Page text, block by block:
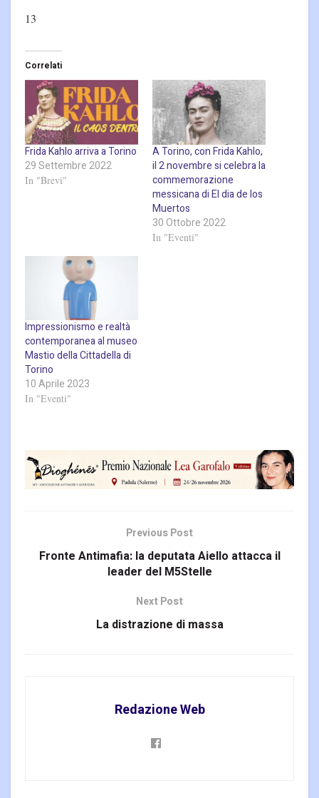
13
Correlati
Frida Kahlo arriva a Torino
29 Settembre 2022
In "Brevi"
A Torino, con Frida Kahlo,
il 2 novembre si celebra la
commemorazione
messicana di El dia de los
Muertos
30 Ottobre 2022
In "Eventi"
Impressionismo e realtà
contemporanea al museo
Mastio della Cittadella di
Torino
10 Aprile 2023
In "Eventi"
Previous Post
Fronte Antimafia: la deputata Aiello attacca il
leader del M5Stelle
Next Post
La distrazione di massa
Redazione Web